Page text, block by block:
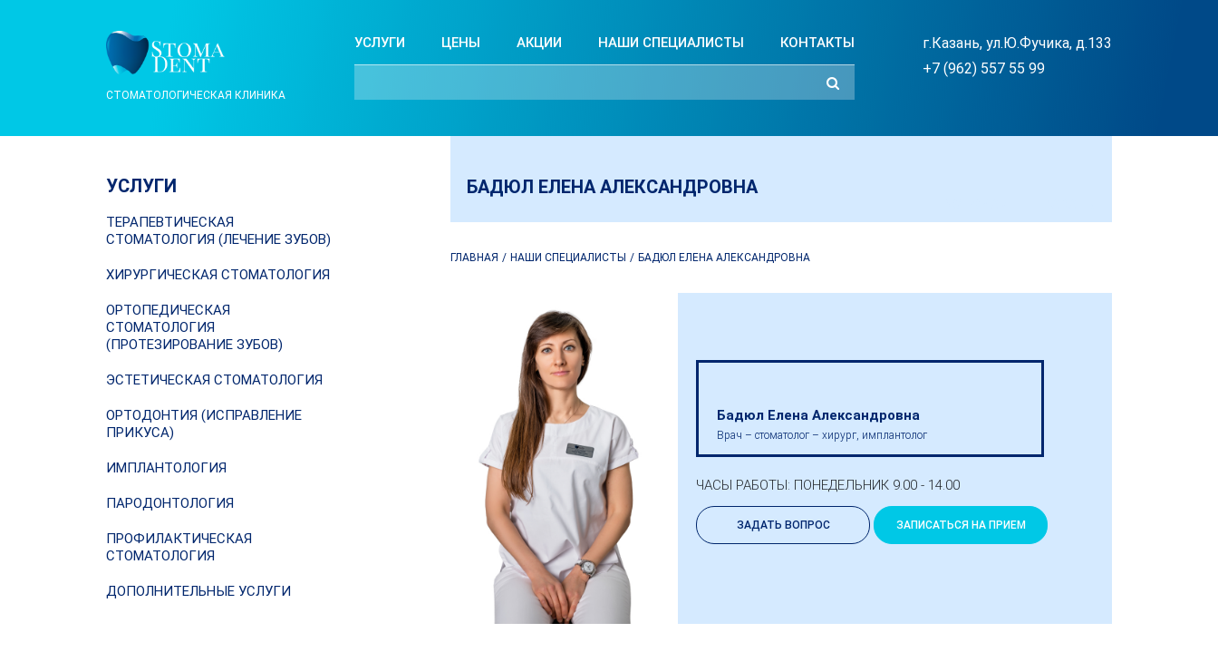
СТОМАТОЛОГИЧЕСКАЯ КЛИНИКА
УСЛУГИ ЦЕНЫ АКЦИИ НАШИ СПЕЦИАЛИСТЫ КОНТАКТЫ
г.Казань, ул.Ю.Фучика, д.133
+7 (962) 557 55 99
БАДЮЛ ЕЛЕНА АЛЕКСАНДРОВНА
ГЛАВНАЯ НАШИ СПЕЦИАЛИСТЫ БАДЮЛ ЕЛЕНА АЛЕКСАНДРОВНА
Бадюл Елена Александровна
Врач – стоматолог – хирург, имплантолог
ЧАСЫ РАБОТЫ: ПОНЕДЕЛЬНИК 9.00 - 14.00
ЗАДАТЬ ВОПРОС ЗАПИСАТЬСЯ НА ПРИЕМ
УСЛУГИ
ТЕРАПЕВТИЧЕСКАЯ
СТОМАТОЛОГИЯ (ЛЕЧЕНИЕ ЗУБОВ)
ХИРУРГИЧЕСКАЯ СТОМАТОЛОГИЯ
ОРТОПЕДИЧЕСКАЯ
СТОМАТОЛОГИЯ
(ПРОТЕЗИРОВАНИЕ ЗУБОВ)
ЭСТЕТИЧЕСКАЯ СТОМАТОЛОГИЯ
ОРТОДОНТИЯ (ИСПРАВЛЕНИЕ
ПРИКУСА)
ИМПЛАНТОЛОГИЯ
ПАРОДОНТОЛОГИЯ
ПРОФИЛАКТИЧЕСКАЯ
СТОМАТОЛОГИЯ
ДОПОЛНИТЕЛЬНЫЕ УСЛУГИ